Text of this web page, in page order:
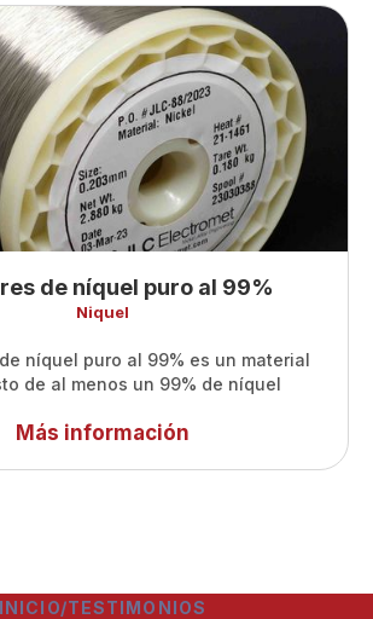
de níquel puro al 99%
Niquel
níquel puro al 99% es un material
de al menos un 99% de níquel
Más información
INICIO/TESTIMONIOS